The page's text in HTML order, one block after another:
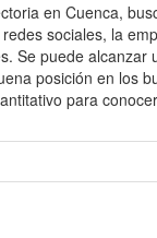
en Cuenca,
sociales, la
Se puede
posición en los
para